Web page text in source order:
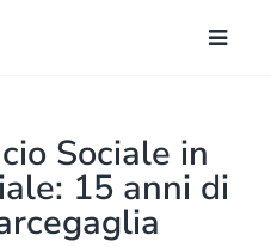
Sociale in
15 anni di